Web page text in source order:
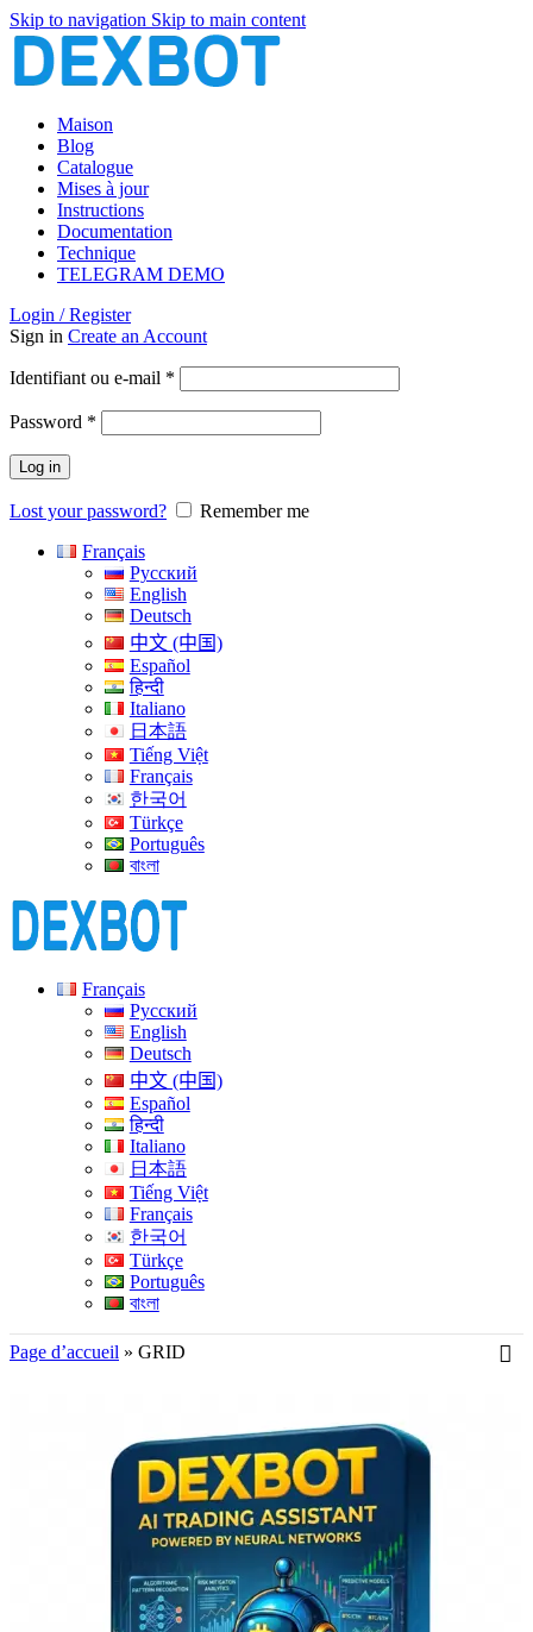
Skip to navigation Skip to main content
Maison
Blog
Catalogue
Mises à jour
Instructions
Documentation
Technique
TELEGRAM DEMO
Login / Register
Sign in Create an Account
Identifiant ou e-mail *
Password *
Log in
Lost your password?
Remember me
Français
Русский
English
Deutsch
中文 (中国)
Español
हिन्दी
Italiano
日本語
Tiếng Việt
Français
한국어
Türkçe
Português
বাংলা
Français
Русский
English
Deutsch
中文 (中国)
Español
हिन्दी
Italiano
日本語
Tiếng Việt
Français
한국어
Türkçe
Português
বাংলা
Page d’accueil » GRID